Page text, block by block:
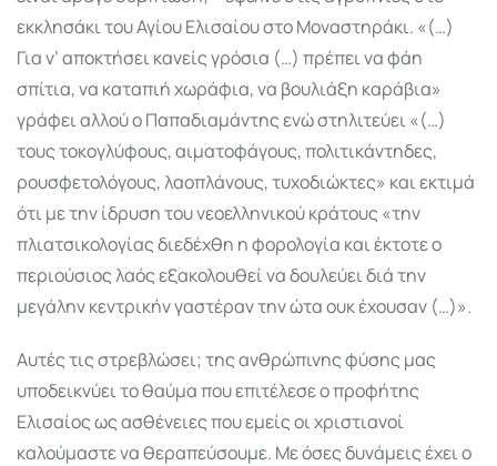
εκκλησάκι του Αγίου Ελισαίου στο Μοναστηράκι. «(…)
Για ν’ αποκτήσει κανείς γρόσια (…) πρέπει να φάη
σπίτια, να καταπιή χωράφια, να βουλιάξη καράβια»
γράφει αλλού ο Παπαδιαμάντης ενώ στηλιτεύει «(…)
τους τοκογλύφους, αιματοφάγους, πολιτικάντηδες,
ρουσφετολόγους, λαοπλάνους, τυχοδιώκτες» και εκτιμά
ότι με την ίδρυση του νεοελληνικού κράτους «την
πλιατσικολογίας διεδέχθη η φορολογία και έκτοτε ο
περιούσιος λαός εξακολουθεί να δουλεύει διά την
μεγάλην κεντρικήν γαστέραν την ώτα ουκ έχουσαν (…)».
Αυτές τις στρεβλώσει; της ανθρώπινης φύσης μας
υποδεικνύει το θαύμα που επιτέλεσε ο προφήτης
Ελισαίος ως ασθένειες που εμείς οι χριστιανοί
καλούμαστε να θεραπεύσουμε. Με όσες δυνάμεις έχει ο